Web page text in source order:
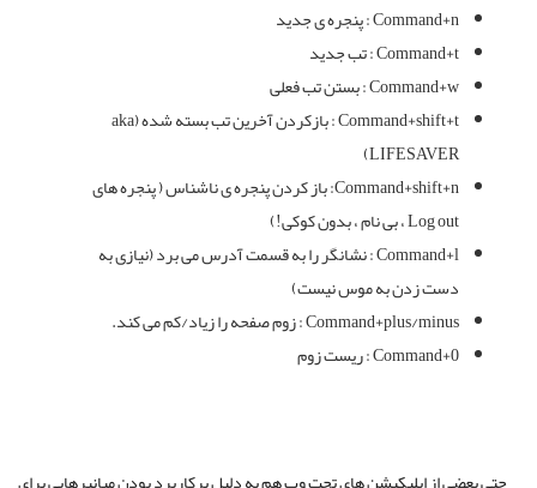
Command+n : پنجره ی جدید
Command+t : تب جدید
Command+w : بستن تب فعلی
Command+shift+t : بازکردن آخرین تب بسته شده (aka
LIFESAVER)
Command+shift+n: باز کردن پنجره ی ناشناس ( پنجره های
Log out ، بی نام ، بدون کوکی!)
Command+l : نشانگر را به قسمت آدرس می برد (نیازی به
دست زدن به موس نیست)
Command+plus/minus : زوم صفحه را زیاد/کم می کند.
Command+0 : ریست زوم